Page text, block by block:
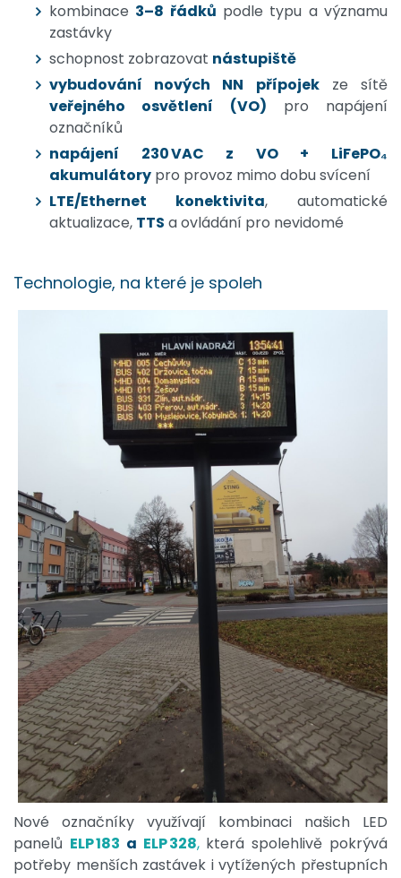
kombinace 3–8 řádků podle typu a významu
zastávky
schopnost zobrazovat nástupiště
vybudování nových NN přípojekze sítě
veřejného osvětlení (VO) pro napájení
označníků
napájení 230 VAC z VO + LiFePO₄
akumulátory pro provoz mimo dobu svícení
LTE/Ethernet konektivita, automatické
aktualizace, TTS a ovládání pro nevidomé
Technologie, na které je spoleh
Nové označníky využívají kombinaci našich LED
panelů ELP 183 a ELP 328,která spolehlivě pokrývá
potřeby menších zastávek i vytížených přestupních